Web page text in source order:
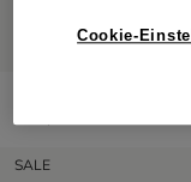
SALE
Cookie-